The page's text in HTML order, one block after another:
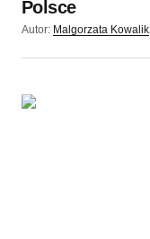
Polsce
Autor: Malgorzata Kowalik